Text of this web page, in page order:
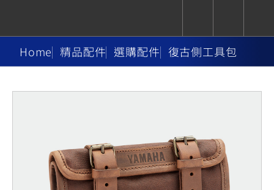
YZF-R9
550+
MT-
09
Y-
MT-
09
550+
XSR
700
550+
TMAX
550+
CYGNUS
XR
150
Limi
125
BW'S
125
CUXiE
追蹤愛車
我的愛車 瀏覽紀錄
Home 精品配件 選購配件 復古側工具包